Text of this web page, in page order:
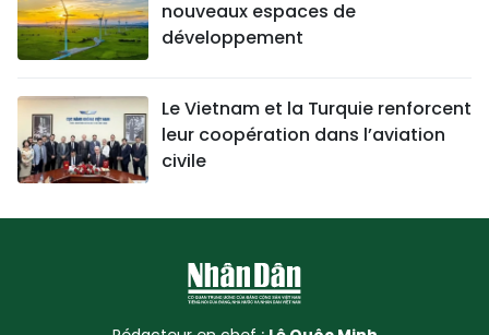
nouveaux espaces de
développement
Le Vietnam et la Turquie renforcent
leur coopération dans l’aviation
civile